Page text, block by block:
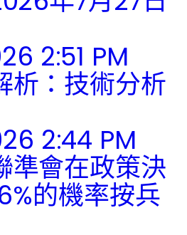
2:51 PM
析：技術分析
2:44 PM
準會在政策決
的機率按兵